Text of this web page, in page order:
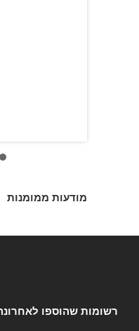
מודעות ממומנות
רשומות שהוספו